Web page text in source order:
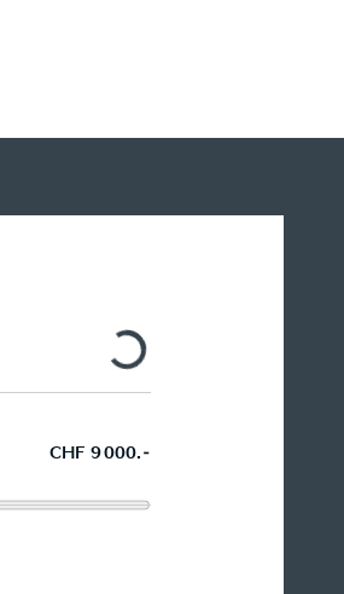
CHF 9 000.–